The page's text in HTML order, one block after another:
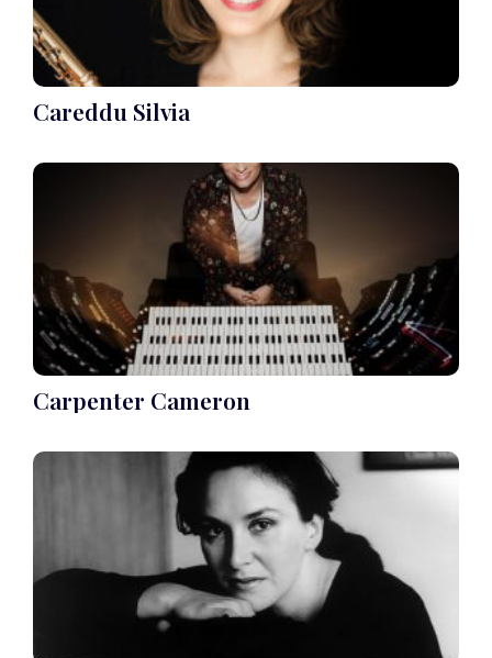
Careddu Silvia
Carpenter Cameron